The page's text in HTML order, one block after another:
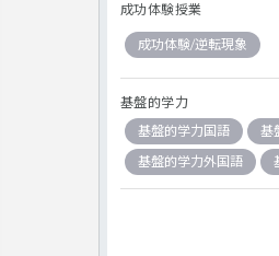
成功体験授業
成功体験/逆転現象
基盤的学力
基盤的学力国語
基
基盤的学力外国語